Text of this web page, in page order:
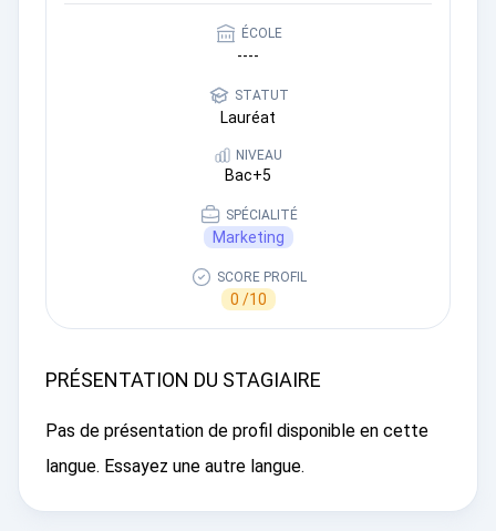
ÉCOLE
----
STATUT
Lauréat
NIVEAU
Bac+5
SPÉCIALITÉ
Marketing
SCORE PROFIL
0 /10
PRÉSENTATION DU STAGIAIRE
Pas de présentation de profil disponible en cette
langue. Essayez une autre langue.